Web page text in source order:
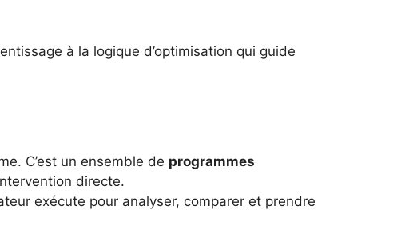
à la logique d’optimisation qui guide
C’est un ensemble de programmes
directe.
exécute pour analyser, comparer et prendre